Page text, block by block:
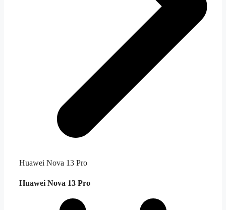
Huawei Nova 13 Pro
Huawei Nova 13 Pro